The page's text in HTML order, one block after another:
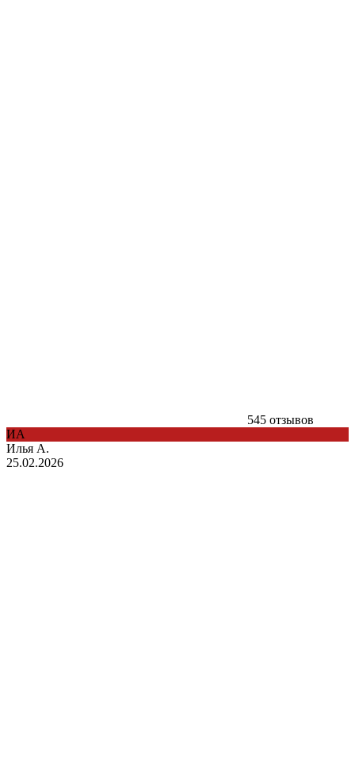
545 отзывов
ИА
Илья А.
25.02.2026